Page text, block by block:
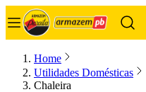
Home
Utilidades Domésticas
Chaleira